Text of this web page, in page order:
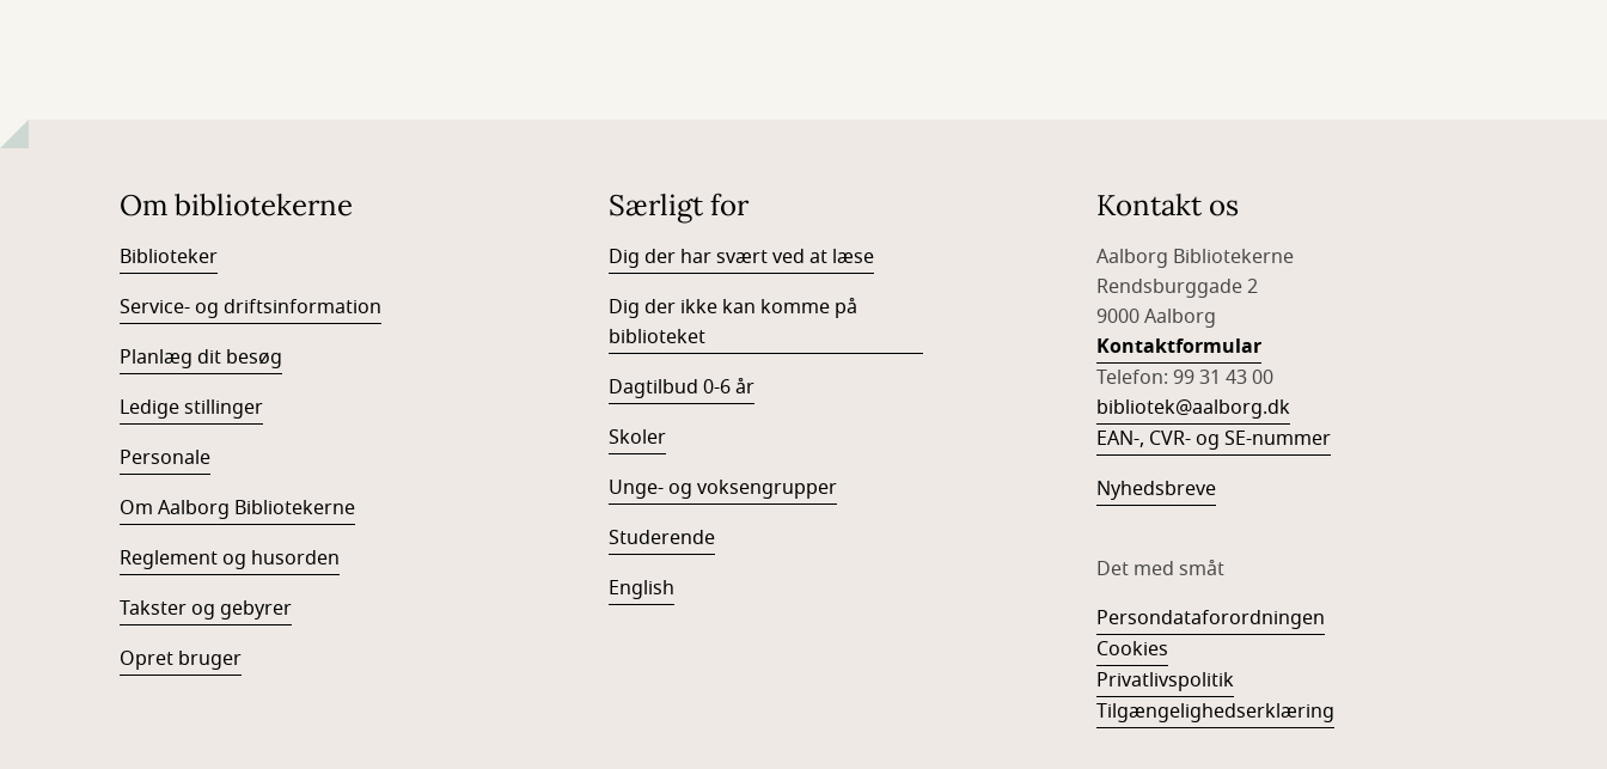
Om bibliotekerne
Biblioteker
Service- og driftsinformation
Planlæg dit besøg
Ledige stillinger
Personale
Om Aalborg Bibliotekerne
Reglement og husorden
Takster og gebyrer
Opret bruger
Særligt for
Dig der har svært ved at læse
Dig der ikke kan komme på
biblioteket
Dagtilbud 0-6 år
Skoler
Unge- og voksengrupper
Studerende
English
Kontakt os
Aalborg Bibliotekerne
Rendsburggade 2
9000 Aalborg
Kontaktformular
Telefon: 99 31 43 00
bibliotek@aalborg.dk
EAN-, CVR- og SE-nummer
Nyhedsbreve
Det med småt
Persondataforordningen
Cookies
Privatlivspolitik
Tilgængelighedserklæring